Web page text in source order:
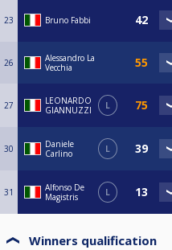
23 Bruno Fabbi
26
Alessandro La
Vecchia
27
LEONARDO
GIANNUZZI
L
30
Daniele
Carlino
L
31
Alfonso De
Magistris
L
Winners qualification